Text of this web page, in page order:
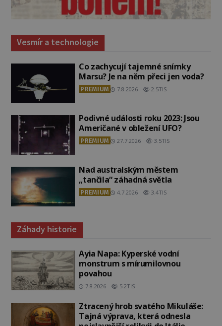
Vesmír a technologie
Co zachycují tajemné snímky
Marsu? Je na něm přeci jen voda?
PREMIUM 7.8.2026 2.5TIS
Podivné události roku 2023: Jsou
Američané v obležení UFO?
PREMIUM 27.7.2026 3.5TIS
Nad australským městem
„tančila“ záhadná světla
PREMIUM 4.7.2026 3.4TIS
Záhady historie
Ayia Napa: Kyperské vodní
monstrum s mírumilovnou
povahou
7.8.2026 5.2TIS
Ztracený hrob svatého Mikuláše:
Tajná výprava, která odnesla